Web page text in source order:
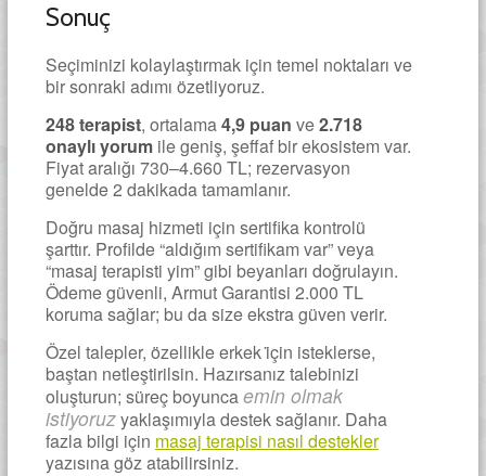
Sonuç
Seçiminizi kolaylaştırmak için temel noktaları ve
bir sonraki adımı özetliyoruz.
248 terapist, ortalama4,9 puan ve2.718
onaylı yorumile geniş, şeffaf bir ekosistem var.
Fiyat aralığı 730–4.660 TL; rezervasyon
genelde 2 dakikada tamamlanır.
Doğru masaj hizmeti için sertifika kontrolü
şarttır. Profilde “aldığım sertifikam var” veya
“masaj terapisti yim” gibi beyanları doğrulayın.
Ödeme güvenli, Armut Garantisi 2.000 TL
koruma sağlar; bu da size ekstra güven verir.
Özel talepler, özellikle erkek i̇çin isteklerse,
baştan netleştirilsin. Hazırsanız talebinizi
oluşturun; süreç boyuncaemin olmak
istiyoruzyaklaşımıyla destek sağlanır. Daha
fazla bilgi için masaj terapisi nasıl destekler
yazısına göz atabilirsiniz.